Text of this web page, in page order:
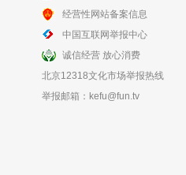
经营性网站备案信息
中国互联网举报中心
诚信经营 放心消费
北京12318文化市场举报热线
举报邮箱： kefu@fun.tv